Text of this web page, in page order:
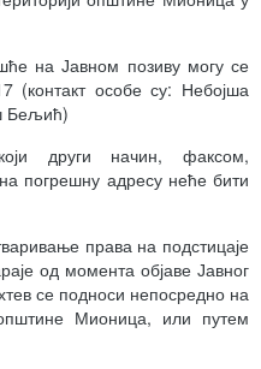
на Јавном позиву могу се
(контакт особе су: Небојша
Бељић)
други начин, факсом,
погрешну адресу неће бити
права на подстицаје
од момента објаве Јавног
се подноси непосредно на
Мионица, или путем